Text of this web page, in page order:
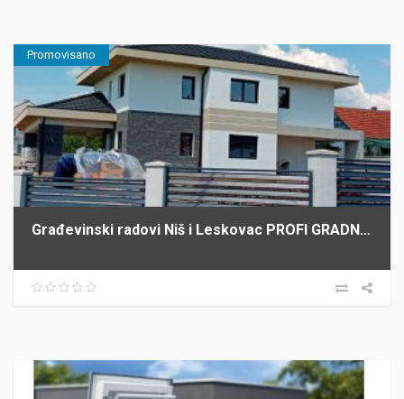
Promovisano
Građevinski radovi Niš i Leskovac PROFI GRADNJA SPASIĆ